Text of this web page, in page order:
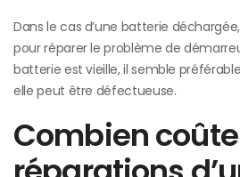
Dans le cas d’une batterie
pour réparer le problème de
batterie est vieille, il semble
elle peut être défectueuse.
Combien